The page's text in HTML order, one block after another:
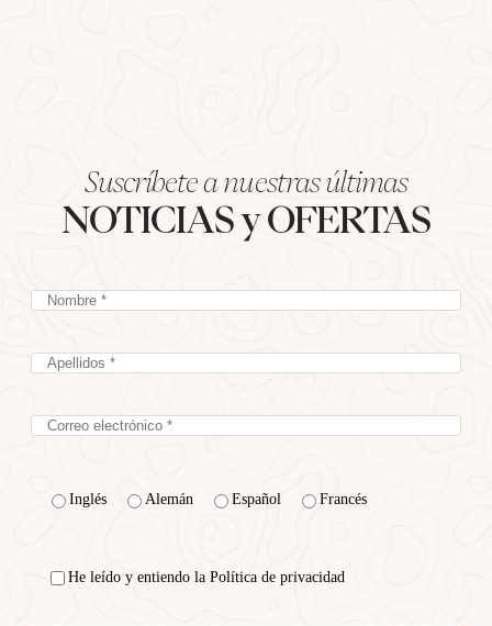
Suscríbete a nuestras últimas
NOTICIAS y OFERTAS
Inglés Alemán Español Francés
He leído y entiendo la Política de privacidad